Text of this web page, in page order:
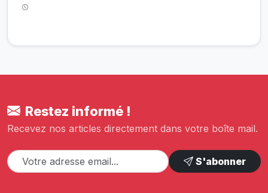
Restez informé !
Recevez nos articles directement dans votre boîte mail.
S'abonner